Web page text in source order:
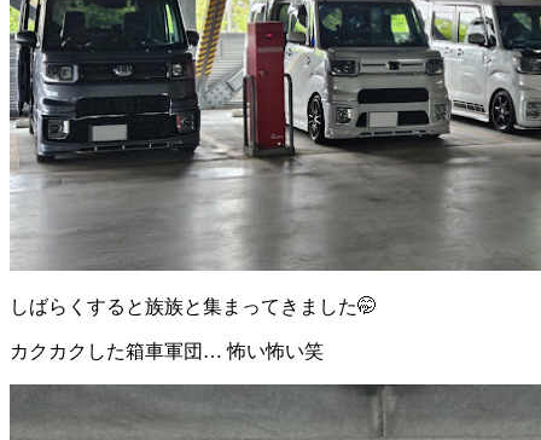
しばらくすると族族と集まってきました🤭
カクカクした箱車軍団… 怖い怖い笑